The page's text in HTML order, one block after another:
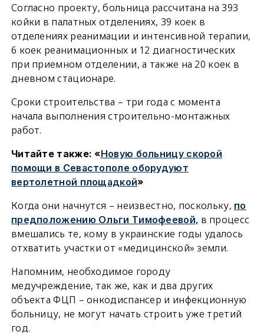
Согласно проекту, больница рассчитана на 393
койки в палатных отделениях, 39 коек в
отделениях реанимации и интенсивной терапии,
6 коек реанимационных и 12 диагностических
при приемном отделении, а также на 20 коек в
дневном стационаре.
Сроки строительства – три года с момента
начала выполнения строительно-монтажных
работ.
Читайте также: «Новую больницу скорой
помощи в Севастополе оборудуют
вертолетной площадкой»
Когда они начнутся – неизвестно, поскольку, по
предположению Ольги Тимофеевой, в процесс
вмешались те, кому в украинские годы удалось
отхватить участки от «медицинской» земли.
Напомним, необходимое городу
медучреждение, так же, как и два других
объекта ФЦП – онкодиспансер и инфекционную
больницу, не могут начать строить уже третий
год.